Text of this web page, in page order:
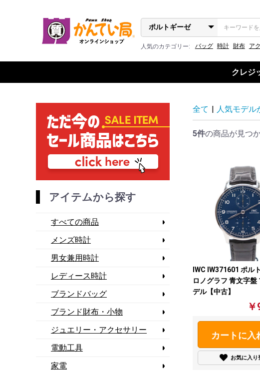
人気のカテゴリー: バッグ 時計 財布 ア
クレジ
アイテムから探す
すべての商品
メンズ時計
男女兼用時計
レディース時計
ブランドバッグ
ブランド財布・小物
ジュエリー・アクセサリー
電動工具
家電
全て | 人気モデル
5件の商品が見つ
IWC IW371601 ポル
ロノグラフ 青文字盤
デル【中古】
カートに入
お気に入り